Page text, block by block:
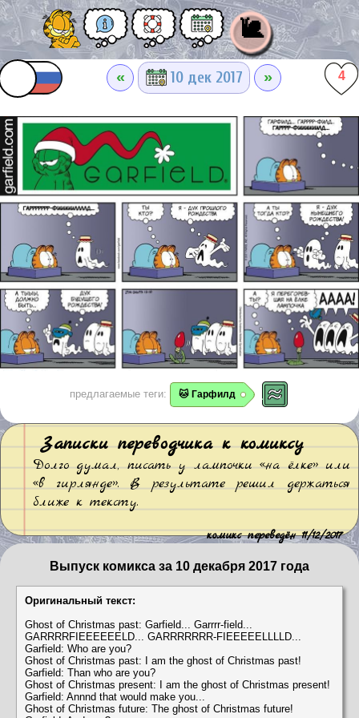
🐌
« 10 дек 2017 » 4
предлагаемые теги: 🐱 Гарфилд
Записки переводчика к комиксу
Долго думал, писать у лампочки «на ёлке» или
«в гирлянде». В результате решил держаться
ближе к тексту.
комикс переведён 11/12/2017
Выпуск комикса за 10 декабря 2017 года
Оригинальный текст:
Ghost of Christmas past: Garfield... Garrrr-field...
GARRRRFIEEEEEELD... GARRRRRRR-FIEEEEELLLLD...
Garfield: Who are you?
Ghost of Christmas past: I am the ghost of Christmas past!
Garfield: Than who are you?
Ghost of Christmas present: I am the ghost of Christmas present!
Garfield: Annnd that would make you...
Ghost of Christmas future: The ghost of Christmas future!